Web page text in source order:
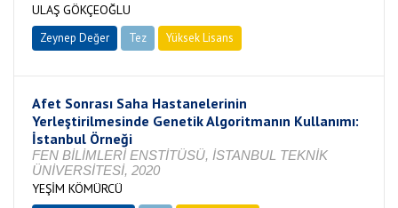
ULAŞ GÖKÇEOĞLU
Zeynep Değer Tez Yüksek Lisans
Afet Sonrası Saha Hastanelerinin
Yerleştirilmesinde Genetik Algoritmanın Kullanımı:
İstanbul Örneği
FEN BİLİMLERİ ENSTİTÜSÜ, İSTANBUL TEKNİK
ÜNİVERSİTESİ, 2020
YEŞİM KÖMÜRCÜ